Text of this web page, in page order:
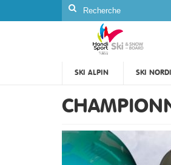
Rechercher
SKI ALPIN SKI